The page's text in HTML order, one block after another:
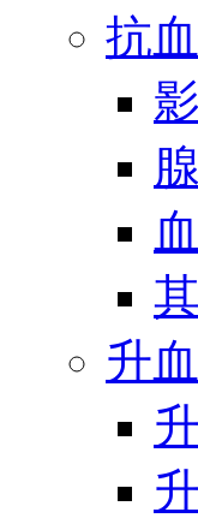
抗
升